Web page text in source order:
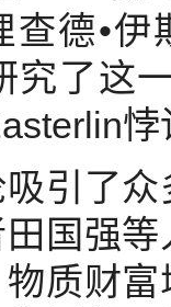
查德•
究了这
了众
国强
质财